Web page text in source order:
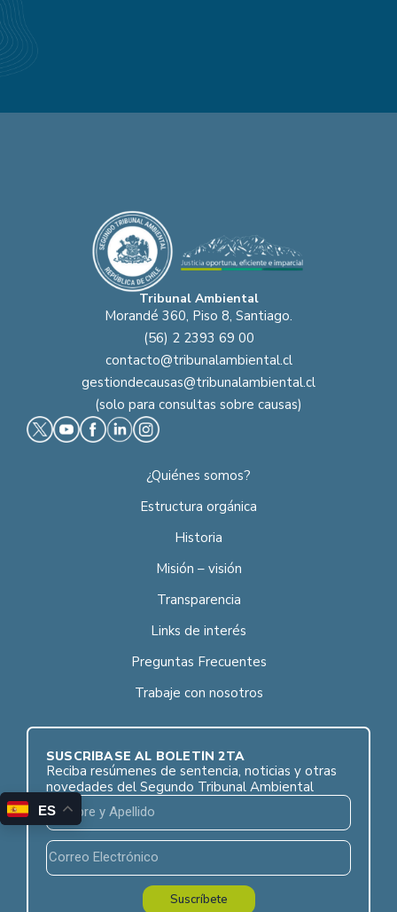
Tribunal Ambiental
Morandé 360, Piso 8, Santiago.
(56) 2 2393 69 00
contacto@tribunalambiental.cl
gestiondecausas@tribunalambiental.cl
(solo para consultas sobre causas)
¿Quiénes somos?
Estructura orgánica
Historia
Misión – visión
Transparencia
Links de interés
Preguntas Frecuentes
Trabaje con nosotros
SUSCRÍBASE AL BOLETÍN 2TA
Reciba resúmenes de sentencia, noticias y otras
novedades del Segundo Tribunal Ambiental
Suscríbete
ES